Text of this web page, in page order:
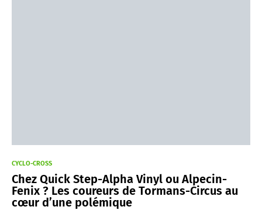
CYCLO-CROSS
Chez Quick Step-Alpha Vinyl ou Alpecin-
Fenix ? Les coureurs de Tormans-Circus au
cœur d’une polémique